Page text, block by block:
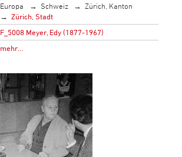
Europa Schweiz
Zürich, Kanton
Zürich, Stadt
F_5008 Meyer, Edy (1877-1967)
mehr…